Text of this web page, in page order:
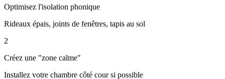
Optimisez l'isolation phonique
Rideaux épais, joints de fenêtres, tapis au sol
2
Créez une "zone calme"
Installez votre chambre côté cour si possible